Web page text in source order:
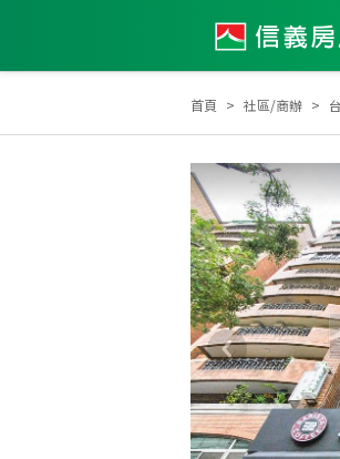
首頁 社區/商辦
土地達人 2012年第3季度服務